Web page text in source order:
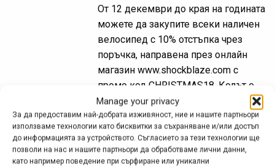
Manage your privacy
За да предоставим най-добрата изживяност, ние и нашите партньори
използваме технологии като бисквитки за съхраняване и/или достъп
до информацията за устройството. Съгласието за тези технологии ще
позволи на нас и нашите партньори да обработваме лични данни,
като например поведение при сърфиране или уникални
От 12 декември до края на годината
можете да закупите всеки наличен
велосипед с 10% отстъпка чрез
поръчка, направена през онлайн
магазин www.shockblaze.com с
промо код CHRISTMAS18. Кодът е
валиден за неограничен брой
поръчки...